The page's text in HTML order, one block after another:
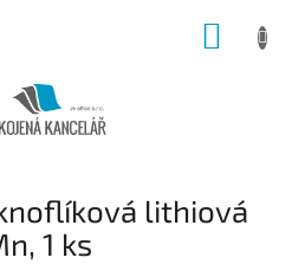
knoflíková lithiová
1 ks